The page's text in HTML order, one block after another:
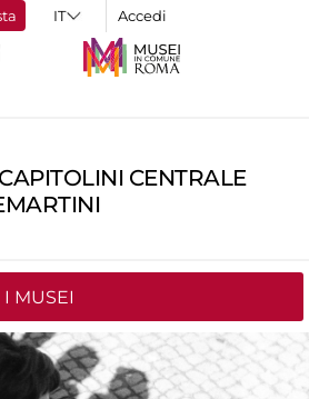
Accedi
CENTRALE
I MUSEI